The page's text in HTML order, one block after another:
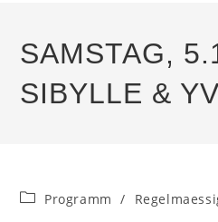
SAMSTAG,
SIBYLLE &
Beitrags-
Programm /